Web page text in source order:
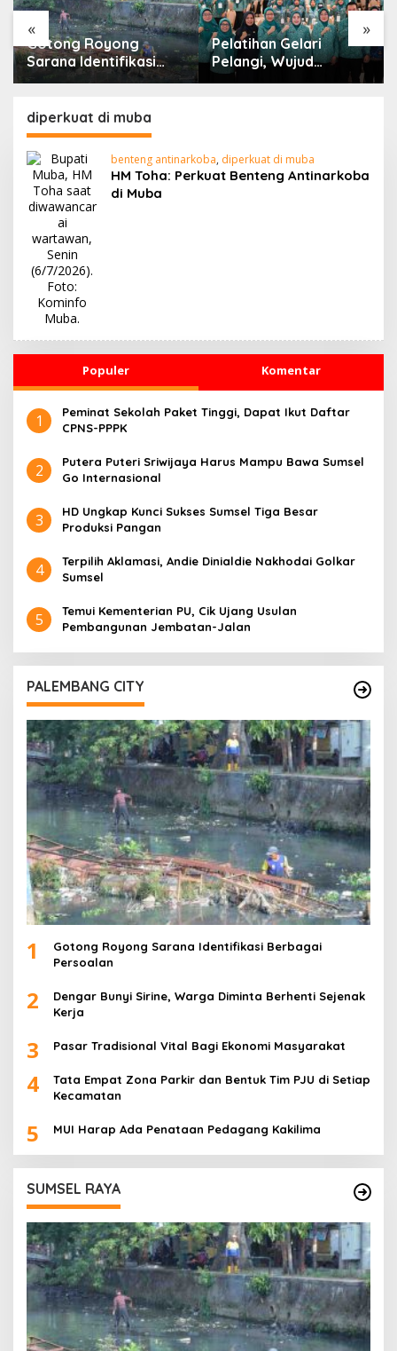
« »
Gotong Royong
Sarana Identifikasi
Berbagai Persoalan
Pelatihan Gelari
Pelangi, Wujud
Perkuat Ketahanan
diperkuat di muba
benteng antinarkoba, diperkuat di muba
HM Toha: Perkuat Benteng Antinarkoba
di Muba
Populer Komentar
1
Peminat Sekolah Paket Tinggi, Dapat Ikut Daftar
CPNS-PPPK
2
Putera Puteri Sriwijaya Harus Mampu Bawa Sumsel
Go Internasional
3
HD Ungkap Kunci Sukses Sumsel Tiga Besar
Produksi Pangan
4
Terpilih Aklamasi, Andie Dinialdie Nakhodai Golkar
Sumsel
5
Temui Kementerian PU, Cik Ujang Usulan
Pembangunan Jembatan-Jalan
PALEMBANG CITY
1
Gotong Royong Sarana Identifikasi Berbagai
Persoalan
2
Dengar Bunyi Sirine, Warga Diminta Berhenti Sejenak
Kerja
3 Pasar Tradisional Vital Bagi Ekonomi Masyarakat
4
Tata Empat Zona Parkir dan Bentuk Tim PJU di Setiap
Kecamatan
5 MUI Harap Ada Penataan Pedagang Kakilima
SUMSEL RAYA